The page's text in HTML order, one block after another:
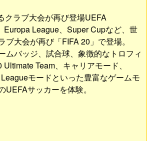
クラブ大会が再び登場UEFA
Europa League、Super Cupなど、世
大会が再び「FIFA 20」で登場。
ムバッジ、試合球、象徴的なトロフィ
Team、キャリアモード、
モードといった豊富なゲームモ
サッカーを体験。